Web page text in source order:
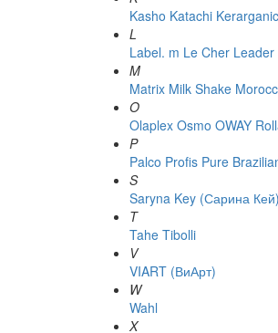
Kasho Katachi Kerarganic
L
Label. m Le Cher Leader
M
Matrix Milk Shake
O
Olaplex Osmo OWAY
P
Palco Profis Pure
S
Saryna Key (Сарина Кей)
T
Tahe Tibolli
V
VIART (ВиАрт)
W
Wahl
X